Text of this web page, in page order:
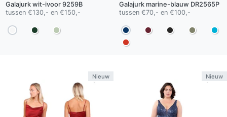
Galajurk wit-ivoor9259B
tussen €130,- en €150,-
Galajurk marine-blauw DR2565P
tussen €70,- en €100,-
Nieuw Nieuw